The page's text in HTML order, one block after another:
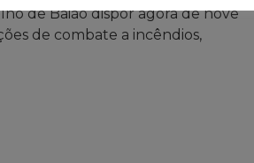
de Baião dispor agora de nove
de combate a incêndios,